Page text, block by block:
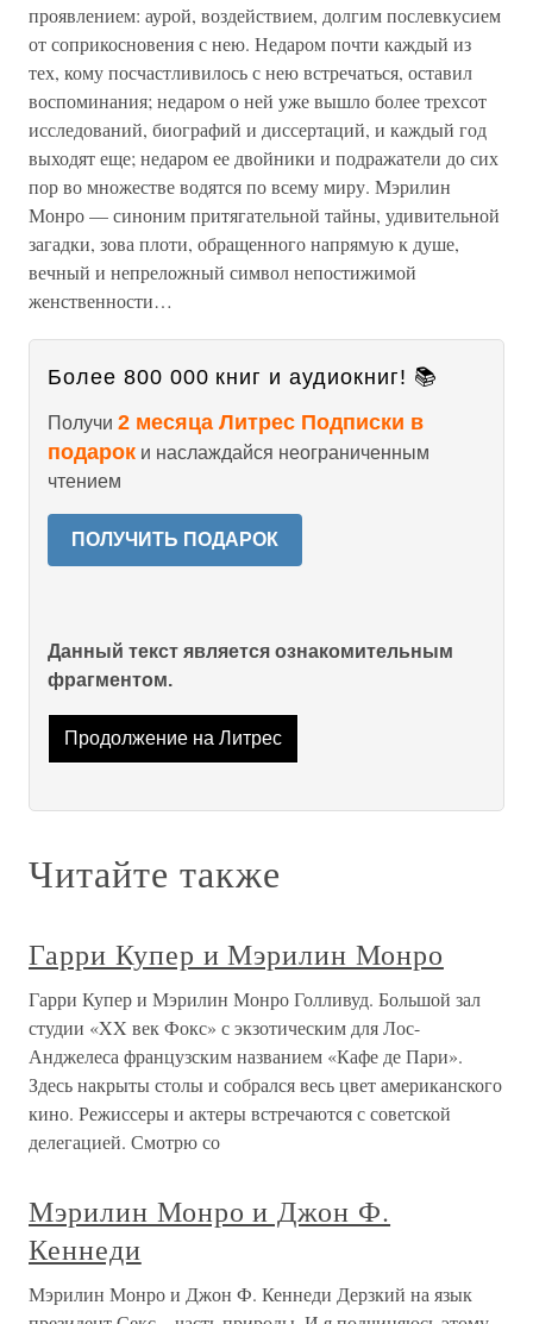
проявлением: аурой, воздействием, долгим послевкусием
от соприкосновения с нею. Недаром почти каждый из
тех, кому посчастливилось с нею встречаться, оставил
воспоминания; недаром о ней уже вышло более трехсот
исследований, биографий и диссертаций, и каждый год
выходят еще; недаром ее двойники и подражатели до сих
пор во множестве водятся по всему миру. Мэрилин
Монро — синоним притягательной тайны, удивительной
загадки, зова плоти, обращенного напрямую к душе,
вечный и непреложный символ непостижимой
женственности…
Более 800 000 книг и аудиокниг! 📚
Получи 2 месяца Литрес Подписки в
подарок и наслаждайся неограниченным
чтением
ПОЛУЧИТЬ ПОДАРОК
Данный текст является ознакомительным
фрагментом.
Продолжение на Литрес
Читайте также
Гарри Купер и Мэрилин Монро
Гарри Купер и Мэрилин Монро Голливуд. Большой зал
студии «XX век Фокс» с экзотическим для Лос-
Анджелеса французским названием «Кафе де Пари».
Здесь накрыты столы и собрался весь цвет американского
кино. Режиссеры и актеры встречаются с советской
делегацией. Смотрю со
Мэрилин Монро и Джон Ф.
Кеннеди
Мэрилин Монро и Джон Ф. Кеннеди Дерзкий на язык